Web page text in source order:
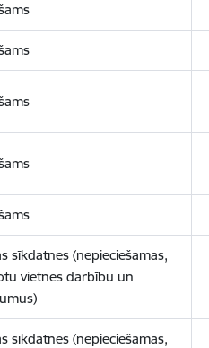
sīkdatnes (nepieciešamas,
vietnes darbību un
sīkdatnes (nepieciešamas,